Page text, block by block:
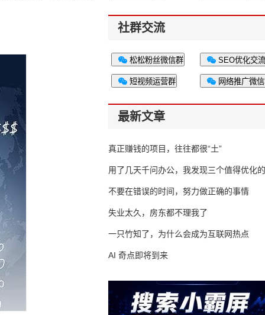
社群交流
松松粉丝微信群 SEO优化交
短视频运营群 网络推广微
最新文章
真正赚钱的项目，往往都很“土”
用了几天千问办公，我发现三个值得优化
不要在错误的时间，努力做正确的事情
失业太久，房东都不理我了
一只竹知了，为什么会成为互联网热点
AI 奇点即将到来